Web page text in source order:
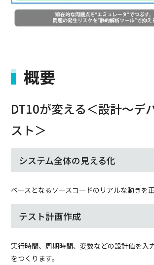
概要
DT10が変える＜設計～デ
スト＞
システム全体の見える化
ベースとなるソースコードのリアルな動きを正
テスト計画作成
実行時間、周期時間、変数などの設計値を入
をつくります。